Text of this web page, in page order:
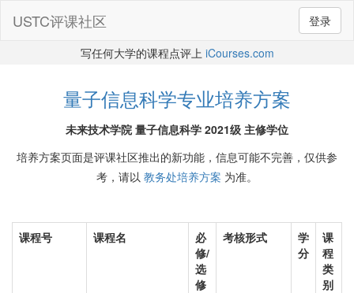
登录
USTC评课社区
写任何大学的课程点评上 iCourses.com
量子信息科学专业培养方案
未来技术学院 量子信息科学 2021级 主修学位
培养方案页面是评课社区推出的新功能，信息可能不完善，仅供参
考，请以 教务处培养方案 为准。
课程号 课程名
必
修/
选
修
考核形式
学
分
课
程
类
别